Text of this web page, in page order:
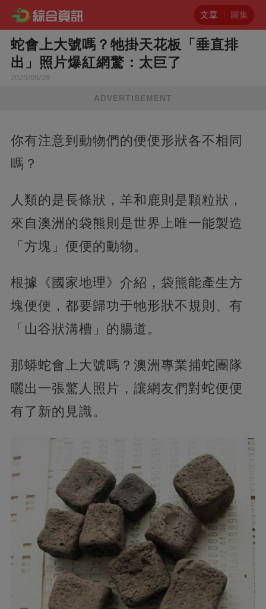
文章 圖集
蛇會上大號嗎？牠掛天花板「垂直排
出」照片爆紅網驚：太巨了
2025/09/29
ADVERTISEMENT
你有注意到動物們的便便形狀各不相同
嗎？
人類的是長條狀，羊和鹿則是顆粒狀，
來自澳洲的袋熊則是世界上唯一能製造
「方塊」便便的動物。
根據《國家地理》介紹，袋熊能產生方
塊便便，都要歸功于牠形狀不規則、有
「山谷狀溝槽」的腸道。
那蟒蛇會上大號嗎？澳洲專業捕蛇團隊
曬出一張驚人照片，讓網友們對蛇便便
有了新的見識。